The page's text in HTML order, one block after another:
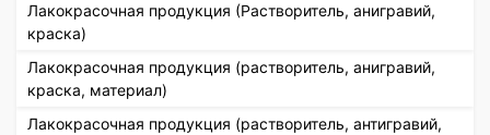
Лакокрасочная продукция (Растворитель, анигравий,
краска)
Лакокрасочная продукция (растворитель, анигравий,
краска, материал)
Лакокрасочная продукция (растворитель, антигравий,